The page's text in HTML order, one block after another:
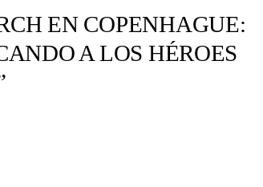
EN COPENHAGUE:
A LOS HÉROES